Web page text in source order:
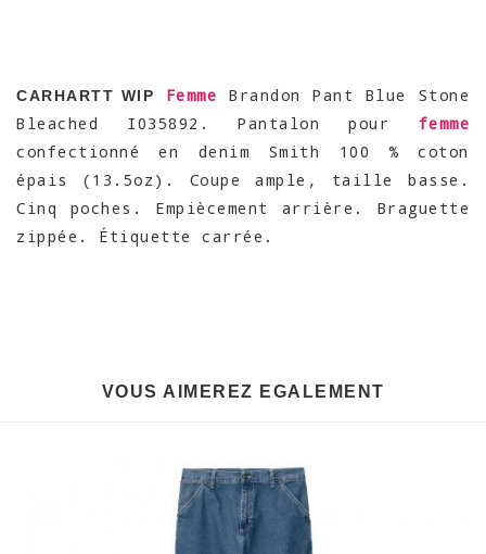
CARHARTT WIP Femme Brandon Pant Blue Stone
Bleached I035892. Pantalon pour femme
confectionné en denim Smith 100 % coton
épais (13.5oz). Coupe ample, taille basse.
Cinq poches. Empiècement arrière. Braguette
zippée. Étiquette carrée.
VOUS AIMEREZ EGALEMENT